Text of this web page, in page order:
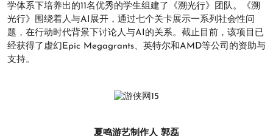
学体系下培养出的11名优秀的学生组建了《溯光行》团队。《溯
光行》围绕着人与AI展开，通过七个关卡展示一系列社会性问
题，在行动时代背景下讨论人与AI的关系。截止目前，该项目已
经获得了虚幻Epic Megagrants、英特尔和AMD等公司的资助与
支持。
夏鸣游艺制作人 郭磊